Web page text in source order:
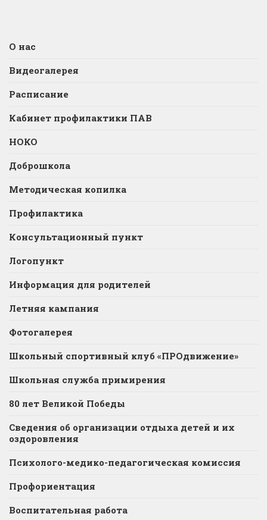
О нас
Видеогалерея
Расписание
Кабинет профилактики ПАВ
НОКО
Доброшкола
Методическая копилка
Профилактика
Консультационный пункт
Логопункт
Информация для родителей
Летняя кампания
Фотогалерея
Школьный спортивный клуб «ПРОдвижение»
Школьная служба примирения
80 лет Великой Победы
Сведения об организации отдыха детей и их
оздоровления
Психолого-медико-педагогическая комиссия
Профориентация
Воспитательная работа